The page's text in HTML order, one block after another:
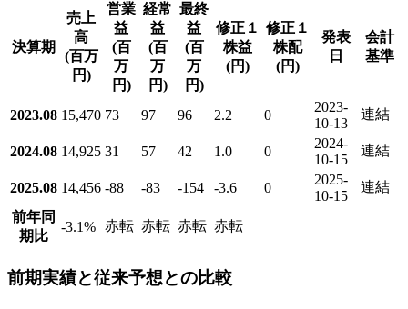
決算期
売上
高
(百万
円)
営業
益
(百
万
円)
経常
益
(百
万
円)
最終
益
(百
万
円)
修正１
株益
(円)
修正１
株配
(円)
発表
日
会計
基準
2023.08 15,470 73 97 96 2.2 0
2023-
10-13
連結
2024.08 14,925 31 57 42 1.0 0
2024-
10-15
連結
2025.08 14,456 -88 -83 -154 -3.6 0
2025-
10-15
連結
前年同
期比
-3.1% 赤転 赤転 赤転 赤転
前期実績と従来予想との比較